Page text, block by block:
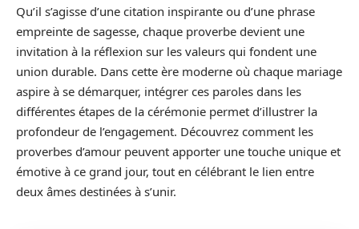
Qu’il s’agisse d’une citation inspirante ou d’une phrase
empreinte de sagesse, chaque proverbe devient une
invitation à la réflexion sur les valeurs qui fondent une
union durable. Dans cette ère moderne où chaque mariage
aspire à se démarquer, intégrer ces paroles dans les
différentes étapes de la cérémonie permet d’illustrer la
profondeur de l’engagement. Découvrez comment les
proverbes d’amour peuvent apporter une touche unique et
émotive à ce grand jour, tout en célébrant le lien entre
deux âmes destinées à s’unir.